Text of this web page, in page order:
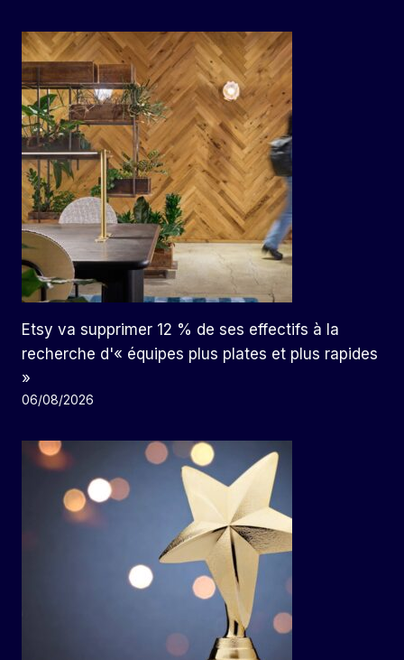
Etsy va supprimer 12 % de ses effectifs à la
recherche d'« équipes plus plates et plus rapides
»
06/08/2026